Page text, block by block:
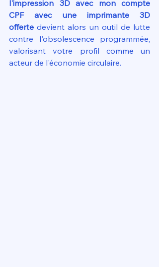
l'impression 3D avec mon compte
CPF avec une imprimante 3D
offerte devient alors un outil de lutte
contre l'obsolescence programmée,
valorisant votre profil comme un
acteur de l'économie circulaire.